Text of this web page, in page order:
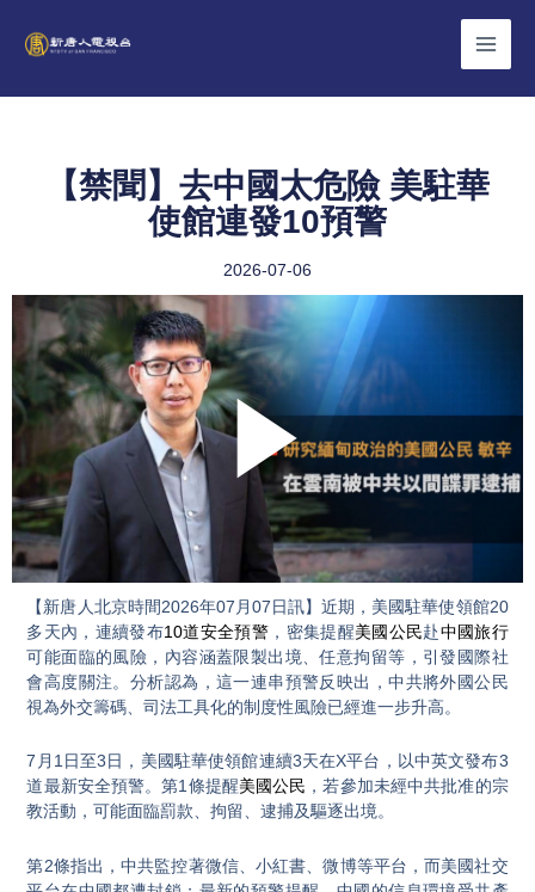
【禁聞】去中國太危險 美駐華
使館連發10預警
2026-07-06
Play
Video
【新唐人北京時間2026年07月07日訊】近期，美國駐華使領館20
多天內，連續發布10道安全預警 ，密集提醒美國公民赴中國旅行
可能面臨的風險，內容涵蓋限製出境、任意拘留等，引發國際社
會高度關注。分析認為，這一連串預警反映出，中共將外國公民
視為外交籌碼、司法工具化的制度性風險已經進一步升高。
7月1日至3日，美國駐華使領館連續3天在X平台，以中英文發布3
道最新安全預警。第1條提醒美國公民 ，若參加未經中共批准的宗
教活動，可能面臨罰款、拘留、逮捕及驅逐出境。
第2條指出，中共監控著微信、小紅書、微博等平台，而美國社交